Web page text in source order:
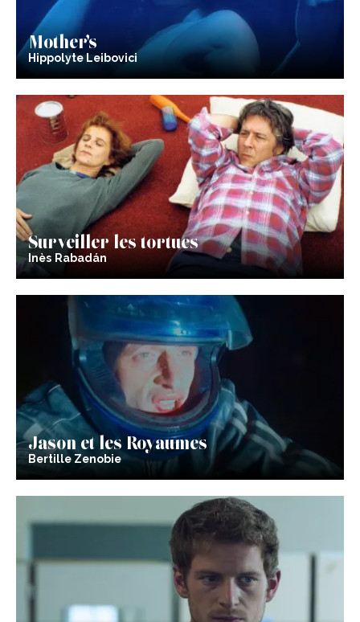
Mother’s
Hippolyte Leibovici
Surveiller les tortues
Inès Rabadán
Jason et les Royaumes
Bertille Zenobie